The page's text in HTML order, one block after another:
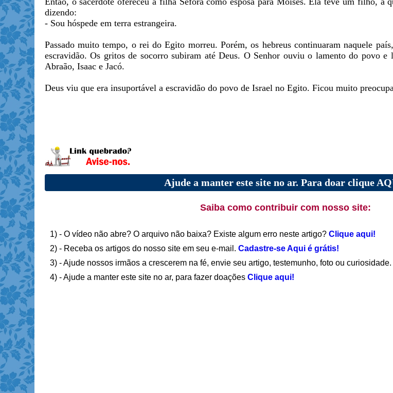
dizendo:
- Sou hóspede em terra estrangeira.
Passado muito tempo, o rei do Egito morreu. Porém, os hebreus continuaram naquele
escravidão. Os gritos de socorro subiram até Deus. O Senhor ouviu o lamento do povo e
Abraão, Isaac e Jacó.
Deus viu que era insuportável a escravidão do povo de Israel no Egito. Ficou muito
Ajude a manter este site no ar. Para doar clique
Saiba como contribuir com nosso site:
1) - O vídeo não abre? O arquivo não baixa? Existe algum erro neste artigo? Clique aqui!
2) - Receba os artigos do nosso site em seu e-mail. Cadastre-se Aqui é grátis!
3) - Ajude nossos irmãos a crescerem na fé, envie seu artigo, testemunho, foto ou curiosidade.
4) - Ajude a manter este site no ar, para fazer doações Clique aqui!